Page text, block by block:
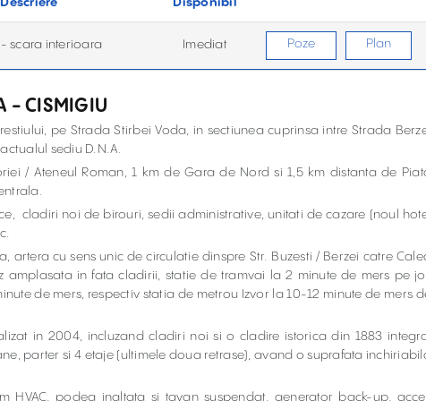
- scara interioara Imediat Poze Plan
- CISMIGIU
pe Strada Stirbei Voda, in sectiunea cuprinsa intre Strada
sediu D.N.A.
/ Ateneul Roman, 1 km de Gara de Nord si 1,5 km distanta de
cladiri noi de birouri, sedii administrative, unitati de cazare (noul
artera cu sens unic de circulatie dinspre Str. Buzesti / Berzei catre
amplasata in fata cladirii, statie de tramvai la 2 minute de mers pe
de mers, respectiv statia de metrou Izvor la 10-12 minute de mers
in 2004, incluzand cladiri noi si o cladire istorica din 1883
parter si 4 etaje (ultimele doua retrase), avand o suprafata
HVAC, podea inaltata si tavan suspendat, generator back-up,